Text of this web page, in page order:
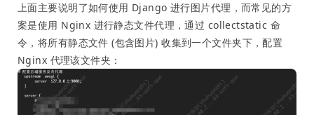
上面主要说明了如何使用 Django 进行图片代理，而常见的方
案是使用 Nginx 进行静态文件代理，通过 collectstatic 命
令，将所有静态文件 (包含图片) 收集到一个文件夹下，配置
Nginx 代理该文件夹：